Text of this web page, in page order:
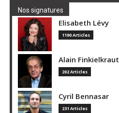
Nos signatures
Elisabeth Lévy
1190 Articles
Alain Finkielkraut
202 Articles
Cyril Bennasar
231 Articles